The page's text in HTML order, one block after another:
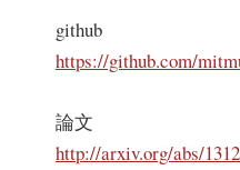
github
https://github.com/
論文
http://arxiv.org/abs/